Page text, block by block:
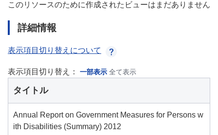
このリソースのために作成されたビューはまだありません
詳細情報
表示項目切り替えについて
表示項目切り替え： 一部表示 全て表示
タイトル
Annual Report on Government Measures for Persons w
ith Disabilities (Summary) 2012